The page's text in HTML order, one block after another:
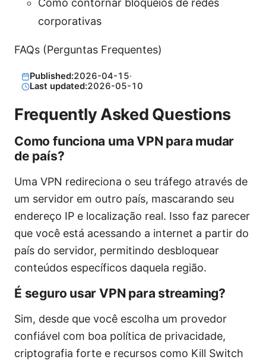
corporativas
FAQs (Perguntas Frequentes)
Published:2026-04-15·
Last updated:2026-05-10
Frequently Asked Questions
Como funciona uma VPN para mudar
de país?
Uma VPN redireciona o seu tráfego através de
um servidor em outro país, mascarando seu
endereço IP e localização real. Isso faz parecer
que você está acessando a internet a partir do
país do servidor, permitindo desbloquear
conteúdos específicos daquela região.
É seguro usar VPN para streaming?
Sim, desde que você escolha um provedor
confiável com boa política de privacidade,
criptografia forte e recursos como Kill Switch